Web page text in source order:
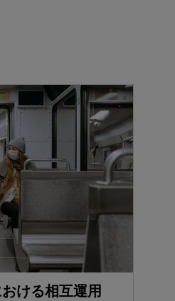
ける相互運用